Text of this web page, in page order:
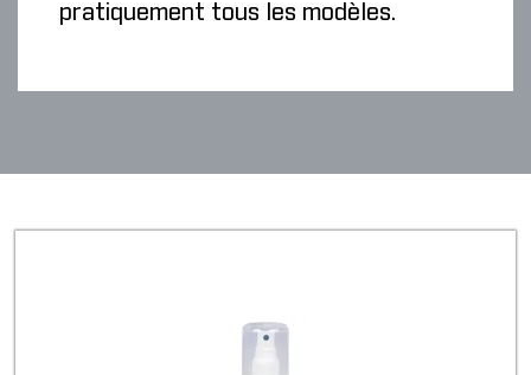
pratiquement tous les modèles.